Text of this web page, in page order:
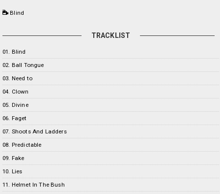
Blind
TRACKLIST
01. Blind
02. Ball Tongue
03. Need to
04. Clown
05. Divine
06. Faget
07. Shoots And Ladders
08. Predictable
09. Fake
10. Lies
11. Helmet In The Bush